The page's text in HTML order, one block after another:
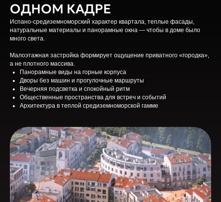
ОДНОМ КАДРЕ
Испано-средиземноморский характер квартала, теплые фасады,
натуральные материалы и панорамные окна — чтобы в доме было
много света.
Малоэтажная застройка формирует ощущение приватного «городка»,
а не плотного массива.
Панорамные виды на горные корпуса
Дворы без машин и прогулочные маршруты
Вечерняя подсветка и спокойный ритм
Общественные пространства для встреч и событий
Архитектура в теплой средиземноморской гамме